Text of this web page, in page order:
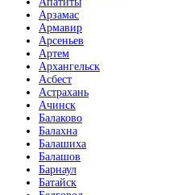
Арзамас
Армавир
Арсеньев
Артем
Архангельск
Асбест
Астрахань
Ачинск
Балаково
Балахна
Балашиха
Балашов
Барнаул
Батайск